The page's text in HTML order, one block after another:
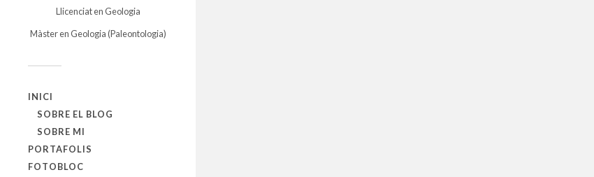
Llicenciat en Geologia
Màster en Geologia (Paleontologia)
INICI
SOBRE EL BLOG
SOBRE MI
PORTAFOLIS
FOTOBLOC